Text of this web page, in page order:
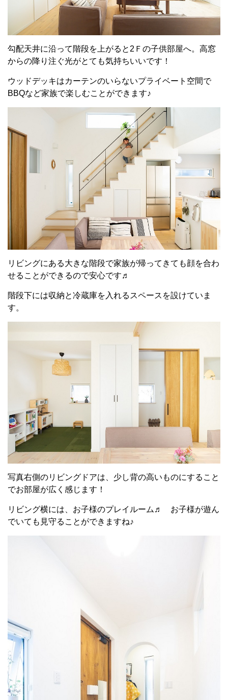
勾配天井に沿って階段を上がると2Ｆの子供部屋へ。高窓
からの降り注ぐ光がとても気持ちいいです！
ウッドデッキはカーテンのいらないプライベート空間で
BBQなど家族で楽しむことができます♪
リビングにある大きな階段で家族が帰ってきても顔を合わ
せることができるので安心です♬
階段下には収納と冷蔵庫を入れるスペースを設けていま
す。
写真右側のリビングドアは、少し背の高いものにすること
でお部屋が広く感じます！
リビング横には、お子様のプレイルーム♬ お子様が遊ん
でいても見守ることができますね♪